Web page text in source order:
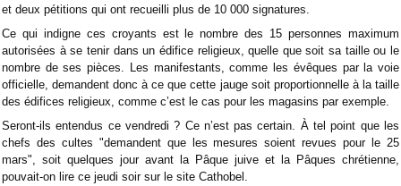
et deux pétitions qui ont recueilli plus de 10 000 signatures.
Ce qui indigne ces croyants est le nombre des 15 personnes maximum
autorisées à se tenir dans un édifice religieux, quelle que soit sa taille ou le
nombre de ses pièces. Les manifestants, comme les évêques par la voie
officielle, demandent donc à ce que cette jauge soit proportionnelle à la taille
des édifices religieux, comme c’est le cas pour les magasins par exemple.
Seront-ils entendus ce vendredi ? Ce n’est pas certain. À tel point que les
chefs des cultes "demandent que les mesures soient revues pour le 25
mars", soit quelques jour avant la Pâque juive et la Pâques chrétienne,
pouvait-on lire ce jeudi soir sur le site Cathobel.